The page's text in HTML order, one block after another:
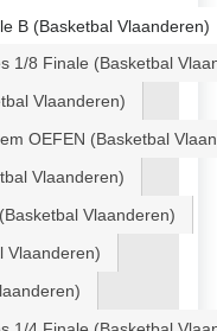
B (Basketbal Vlaanderen)
1/8 Finale (Basketbal
Vlaanderen)
OEFEN (Basketbal
Vlaanderen)
Vlaanderen)
Vlaanderen)